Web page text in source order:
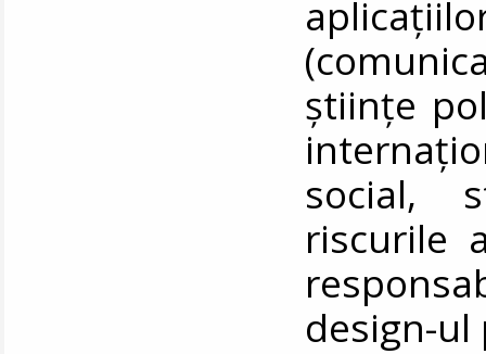
științe
social,
riscurile
design-